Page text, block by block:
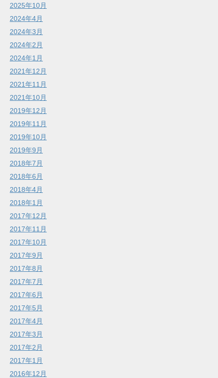
2025年10月
2024年4月
2024年3月
2024年2月
2024年1月
2021年12月
2021年11月
2021年10月
2019年12月
2019年11月
2019年10月
2019年9月
2018年7月
2018年6月
2018年4月
2018年1月
2017年12月
2017年11月
2017年10月
2017年9月
2017年8月
2017年7月
2017年6月
2017年5月
2017年4月
2017年3月
2017年2月
2017年1月
2016年12月